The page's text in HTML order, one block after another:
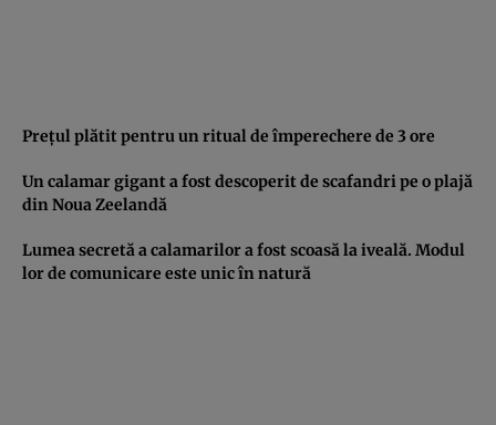
Preţul plătit pentru un ritual de împerechere de 3 ore
Un calamar gigant a fost descoperit de scafandri pe o plajă
din Noua Zeelandă
Lumea secretă a calamarilor a fost scoasă la iveală. Modul
lor de comunicare este unic în natură